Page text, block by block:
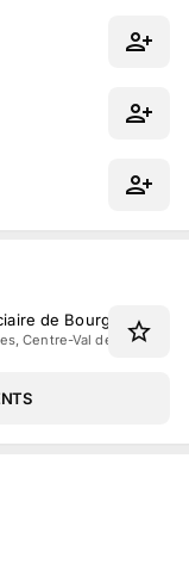
de Bourges le 23
Centre-Val de Loire